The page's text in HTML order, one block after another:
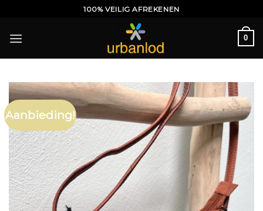
inhoud
100% VEILIG AFREKENEN
0
Aanbieding!